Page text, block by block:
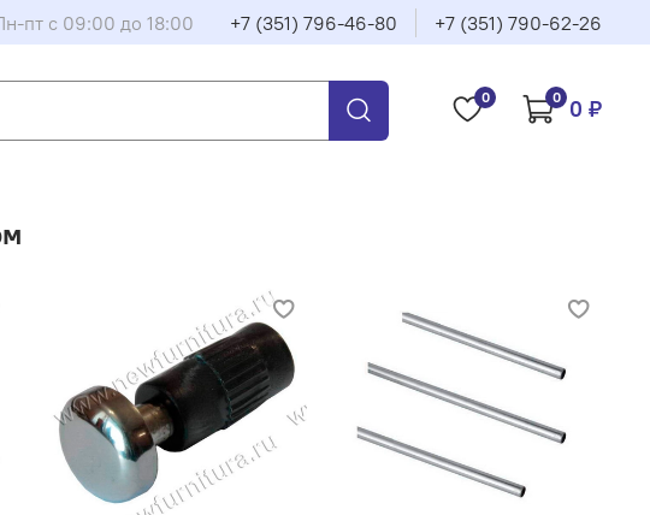
пт с 09:00 до 18:00 +7 (351) 796-46-80 +7 (351) 790-62-26
0 0 0 ₽